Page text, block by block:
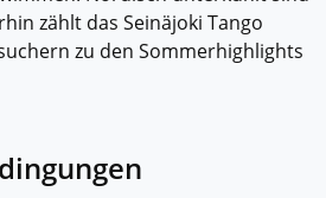
zählt das Seinäjoki Tango
zu den Sommerhighlights